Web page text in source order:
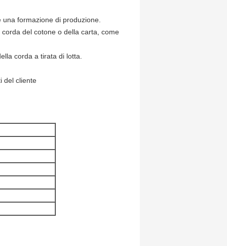
formazione di produzione.
del cotone o della carta, come
corda a tirata di lotta.
del cliente